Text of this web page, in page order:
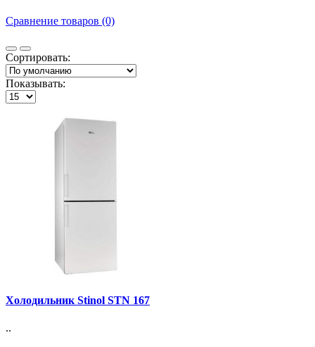
Сравнение товаров (0)
Сортировать:
Показывать:
Холодильник Stinol STN 167
..